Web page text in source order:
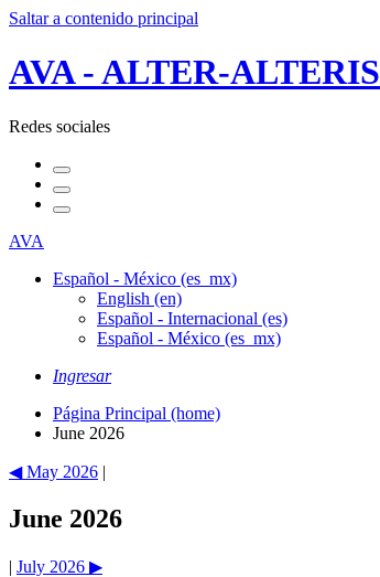
Saltar a contenido principal
AVA - ALTER-ALTERIS
Redes sociales
AVA
Español - México (es_mx)
English (en)
Español - Internacional (es)
Español - México (es_mx)
Ingresar
Página Principal (home)
June 2026
◀ May 2026 |
June 2026
| July 2026 ▶